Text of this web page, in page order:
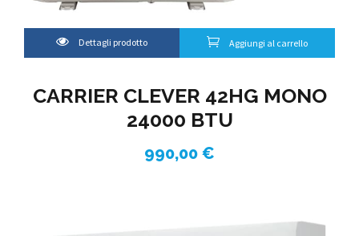
Dettagli prodotto Aggiungi al carrello
CARRIER CLEVER 42HG MONO
24000 BTU
990,00 €